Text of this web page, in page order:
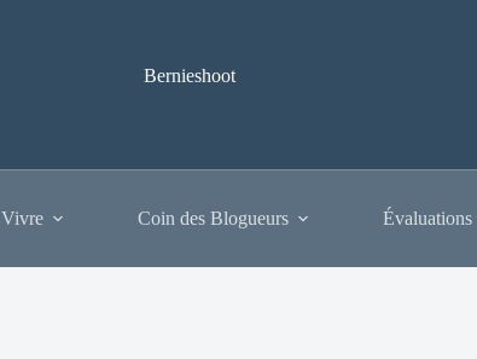
Bernieshoot
Coin des Blogueurs Évaluations